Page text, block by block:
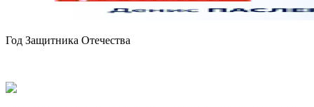
Год Защитника Отечества